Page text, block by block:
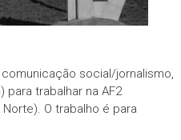
social/jornalismo,
para trabalhar na AF2
O trabalho é para